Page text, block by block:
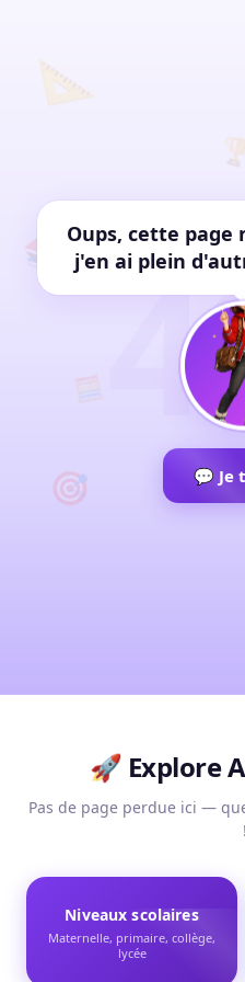
📐
📚
🎯
🧮
Oups, cette page
j'en ai plein
💬 Je
🚀 Explore
Pas de page perdue ici —
!
Niveaux scolaires
Maternelle, primaire, collège,
lycée